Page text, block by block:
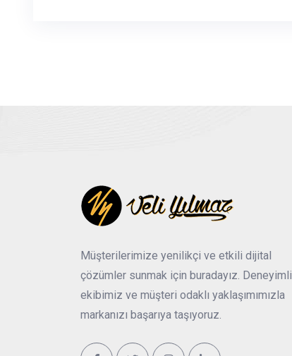
Müşterilerimize yenilikçi ve etkili dijital
çözümler sunmak için buradayız. Deneyimli
ekibimiz ve müşteri odaklı yaklaşımımızla
markanızı başarıya taşıyoruz.